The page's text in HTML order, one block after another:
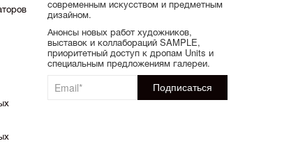
современным искусством и предметным
дизайном.
Анонсы новых работ художников,
выставок и коллабораций SAMPLE,
приоритетный доступ к дропам Units и
специальным предложениям галереи.